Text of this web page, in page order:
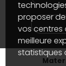
Partenariat &
Marketplace
Informations
Données
Gérer vos
Accessibilité :
proposer
vos centres
meilleure
statistiques